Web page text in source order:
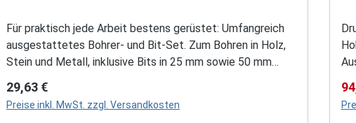
Für praktisch jede Arbeit bestens gerüstet: Umfangreich
ausgestattetes Bohrer- und Bit-Set. Zum Bohren in Holz,
Stein und Metall, inklusive Bits in 25 mm sowie 50 mm
Senker. Säuberlich geordnet in einem Kunststoffkoffer
mit transparentem Deckel, in dem jeder Artikel
Regulärer Preis:
29,63 €
Preise inkl. MwSt. zzgl. Versandkosten